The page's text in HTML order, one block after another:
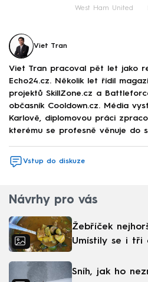
West Ham United
Viet Tran
Viet Tran pracoval pět let jako
Echo24.cz. Několik let řídil
projektů SkillZone.cz a
občasník Cooldown.cz. Média
Karlově, diplomovou práci
kterému se profesně věnuje do
Vstup do diskuze
Návrhy pro vás
Žebříček
Umístily se i tři
Sníh, jak ho